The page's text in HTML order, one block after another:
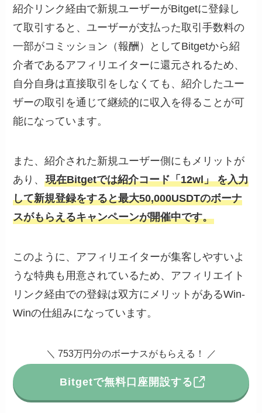
紹介リンク経由で新規ユーザーがBitgetに登録し
て取引すると、ユーザーが支払った取引手数料の
一部がコミッション（報酬）としてBitgetから紹
介者であるアフィリエイターに還元されるため、
自分自身は直接取引をしなくても、紹介したユー
ザーの取引を通じて継続的に収入を得ることが可
能になっています。
また、紹介された新規ユーザー側にもメリットが
あり、現在Bitgetでは紹介コード「12wl」 を入力
して新規登録をすると最大50,000USDTのボーナ
スがもらえるキャンペーンが開催中です。
このように、アフィリエイターが集客しやすいよ
うな特典も用意されているため、アフィリエイト
リンク経由での登録は双方にメリットがあるWin-
Winの仕組みになっています。
＼ 753万円分のボーナスがもらえる！ ／
Bitgetで無料口座開設する